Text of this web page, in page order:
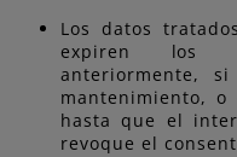
Los datos
expiren los
anteriormente,
mantenimiento,
hasta que el
revoque el